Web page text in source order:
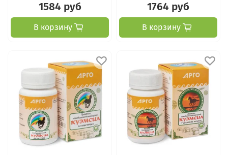
1584 руб
В корзину
1764 руб
В корзину